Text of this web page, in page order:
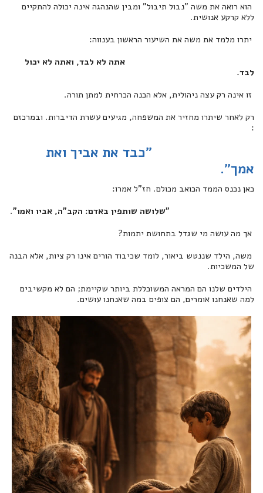
הוא רואה את משה "נבול תיבול" ומבין שהנהגה אינה יכולה להתקיים
ללא קרקע אנושית.
יתרו מלמד את משה את השיעור הראשון בענווה:
אתה לא לבד, ואתה לא יכול
לבד.
זו אינה רק עצה ניהולית, אלא הכנה הכרחית למתן תורה.
רק לאחר שיתרו מחזיר את המשפחה, מגיעים עשרת הדיברות. ובמרכזם
:
"כבד את אביך ואת
אמך".
כאן נכנס הממד הכואב מכולם. חז"ל אמרו:
"שלושה שותפין באדם: הקב"ה, אביו ואמו".
אך מה עושה מי שגדל בתחושת יתמות?
משה, הילד שננטש ביאור, לומד שכיבוד הורים אינו רק ציות, אלא הבנה
של המשכיות.
הילדים שלנו הם המראה המשוכללת ביותר שקיימת; הם לא מקשיבים
למה שאנחנו אומרים, הם צופים במה שאנחנו עושים.